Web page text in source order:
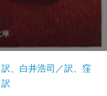
、白井浩司／訳、窪